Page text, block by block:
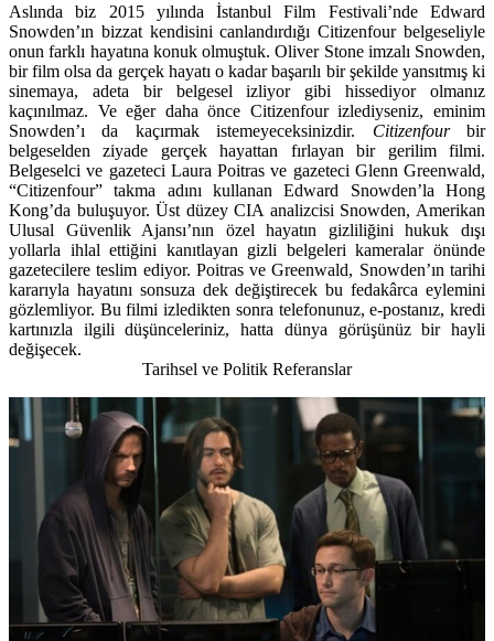
Aslında biz 2015 yılında İstanbul Film Festivali’nde Edward
Snowden’ın bizzat kendisini canlandırdığı Citizenfour belgeseliyle
onun farklı hayatına konuk olmuştuk. Oliver Stone imzalı Snowden,
bir film olsa da gerçek hayatı o kadar başarılı bir şekilde yansıtmış ki
sinemaya, adeta bir belgesel izliyor gibi hissediyor olmanız
kaçınılmaz. Ve eğer daha önce Citizenfour izlediyseniz, eminim
Snowden’ı da kaçırmak istemeyeceksinizdir. Citizenfourbir
belgeselden ziyade gerçek hayattan fırlayan bir gerilim filmi.
Belgeselci ve gazeteci Laura Poitras ve gazeteci Glenn Greenwald,
“Citizenfour” takma adını kullanan Edward Snowden’la Hong
Kong’da buluşuyor. Üst düzey CIA analizcisi Snowden, Amerikan
Ulusal Güvenlik Ajansı’nın özel hayatın gizliliğini hukuk dışı
yollarla ihlal ettiğini kanıtlayan gizli belgeleri kameralar önünde
gazetecilere teslim ediyor. Poitras ve Greenwald, Snowden’ın tarihi
kararıyla hayatını sonsuza dek değiştirecek bu fedakârca eylemini
gözlemliyor. Bu filmi izledikten sonra telefonunuz, e-postanız, kredi
kartınızla ilgili düşünceleriniz, hatta dünya görüşünüz bir hayli
değişecek.
Tarihsel ve Politik Referanslar